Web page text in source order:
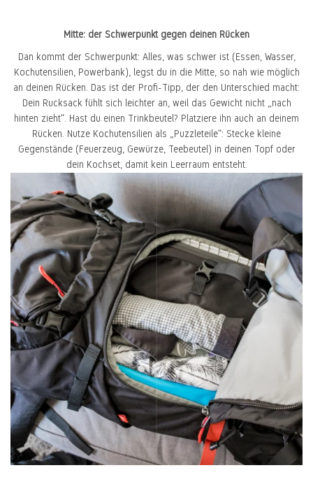
Mitte: der Schwerpunkt gegen deinen Rücken
Dan kommt der Schwerpunkt: Alles, was schwer ist (Essen, Wasser,
Kochutensilien, Powerbank), legst du in die Mitte, so nah wie möglich
an deinen Rücken. Das ist der Profi-Tipp, der den Unterschied macht:
Dein Rucksack fühlt sich leichter an, weil das Gewicht nicht „nach
hinten zieht“. Hast du einen Trinkbeutel? Platziere ihn auch an deinem
Rücken. Nutze Kochutensilien als „Puzzleteile“: Stecke kleine
Gegenstände (Feuerzeug, Gewürze, Teebeutel) in deinen Topf oder
dein Kochset, damit kein Leerraum entsteht.